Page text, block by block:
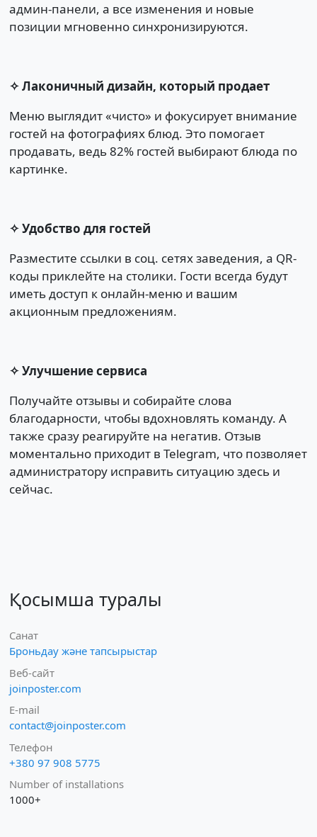
админ-панели, а все изменения и новые
позиции мгновенно синхронизируются.
✧ Лаконичный дизайн, который продает
Меню выглядит «чисто» и фокусирует внимание
гостей на фотографиях блюд. Это помогает
продавать, ведь 82% гостей выбирают блюда по
картинке.
✧ Удобство для гостей
Разместите ссылки в соц. сетях заведения, а QR-
коды приклейте на столики. Гости всегда будут
иметь доступ к онлайн-меню и вашим
акционным предложениям.
✧ Улучшение сервиса
Получайте отзывы и собирайте слова
благодарности, чтобы вдохновлять команду. А
также сразу реагируйте на негатив. Отзыв
моментально приходит в Telegram, что позволяет
администратору исправить ситуацию здесь и
сейчас.
Қосымша туралы
Санат
Броньдау және тапсырыстар
Веб-сайт
joinposter.com
E-mail
contact@joinposter.com
Телефон
+380 97 908 5775
Number of installations
1000+